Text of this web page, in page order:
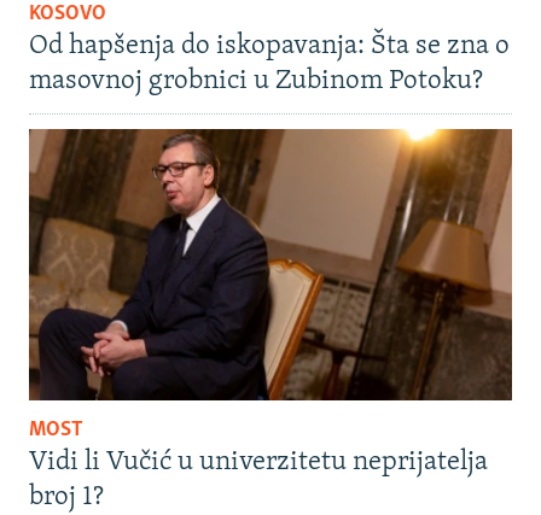
KOSOVO
Od hapšenja do iskopavanja: Šta se zna o
masovnoj grobnici u Zubinom Potoku?
MOST
Vidi li Vučić u univerzitetu neprijatelja
broj 1?